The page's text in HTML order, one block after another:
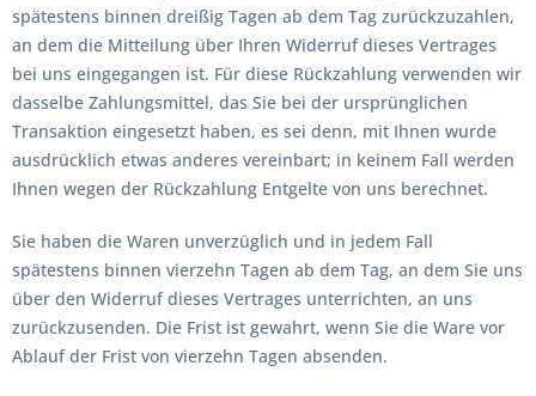
spätestens binnen dreißig Tagen ab dem Tag zurückzuzahlen,
an dem die Mitteilung über Ihren Widerruf dieses Vertrages
bei uns eingegangen ist. Für diese Rückzahlung verwenden wir
dasselbe Zahlungsmittel, das Sie bei der ursprünglichen
Transaktion eingesetzt haben, es sei denn, mit Ihnen wurde
ausdrücklich etwas anderes vereinbart; in keinem Fall werden
Ihnen wegen der Rückzahlung Entgelte von uns berechnet.
Sie haben die Waren unverzüglich und in jedem Fall
spätestens binnen vierzehn Tagen ab dem Tag, an dem Sie uns
über den Widerruf dieses Vertrages unterrichten, an uns
zurückzusenden. Die Frist ist gewahrt, wenn Sie die Ware vor
Ablauf der Frist von vierzehn Tagen absenden.